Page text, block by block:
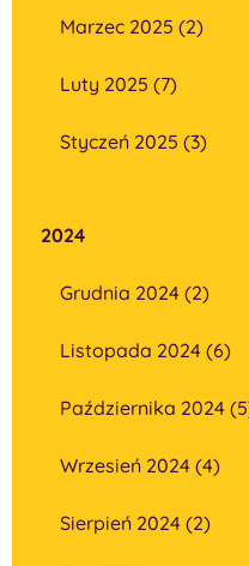
Marzec 2025 (2)
Luty 2025 (7)
Styczeń 2025 (3)
2024
Grudnia 2024 (2)
Listopada 2024 (6)
Października 2024
Wrzesień 2024 (4)
Sierpień 2024 (2)